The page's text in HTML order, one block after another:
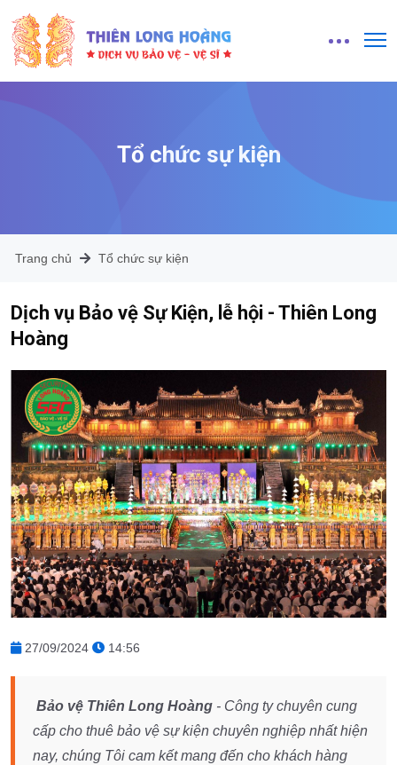
Tổ chức sự kiện
Trang chủ Tổ chức sự kiện
Dịch vụ Bảo vệ Sự Kiện, lễ hội - Thiên Long
Hoàng
27/09/2024 14:56
Bảo vệ Thiên Long Hoàng - Công ty chuyên cung
cấp cho thuê bảo vệ sự kiện chuyên nghiệp nhất hiện
nay, chúng Tôi cam kết mang đến cho khách hàng